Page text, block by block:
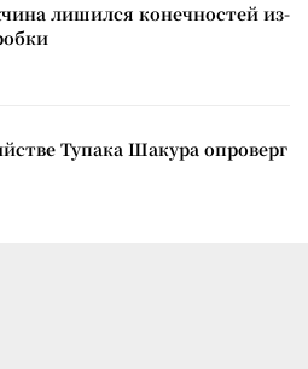
лишился конечностей из-
Тупака Шакура опроверг